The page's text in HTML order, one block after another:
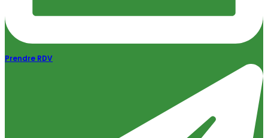
Prendre RDV